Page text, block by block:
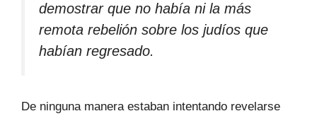
demostrar que no había ni la más
remota rebelión sobre los judíos que
habían regresado.
De ninguna manera estaban intentando revelarse